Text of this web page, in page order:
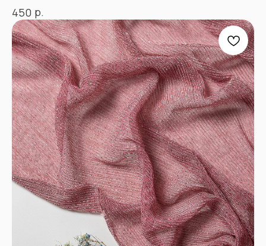
450 р.
ВКОНТАКТЕ
ОДНОКЛАССНИКИ
INSTAGRAM*
TIK TOK*
YOU TUBE